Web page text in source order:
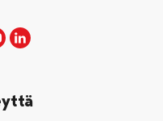
Facebookissa
uudessa välilehdessä
kaupunki Instagramissa
uudessa välilehdessä
Porin kaupunki Youtubessa
Avautuu uudessa